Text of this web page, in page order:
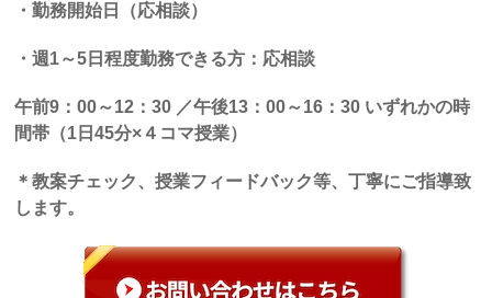
・勤務開始日（応相談）
・週 1～5 日程度勤務できる方：応相談
午前9 ：00～12 ：30 ／午後13 ：00～16 ：30 いずれかの時
間帯（1 日45分×４コマ授業）
＊教案チェック、授業フィードバック等、丁寧にご指導致
します。